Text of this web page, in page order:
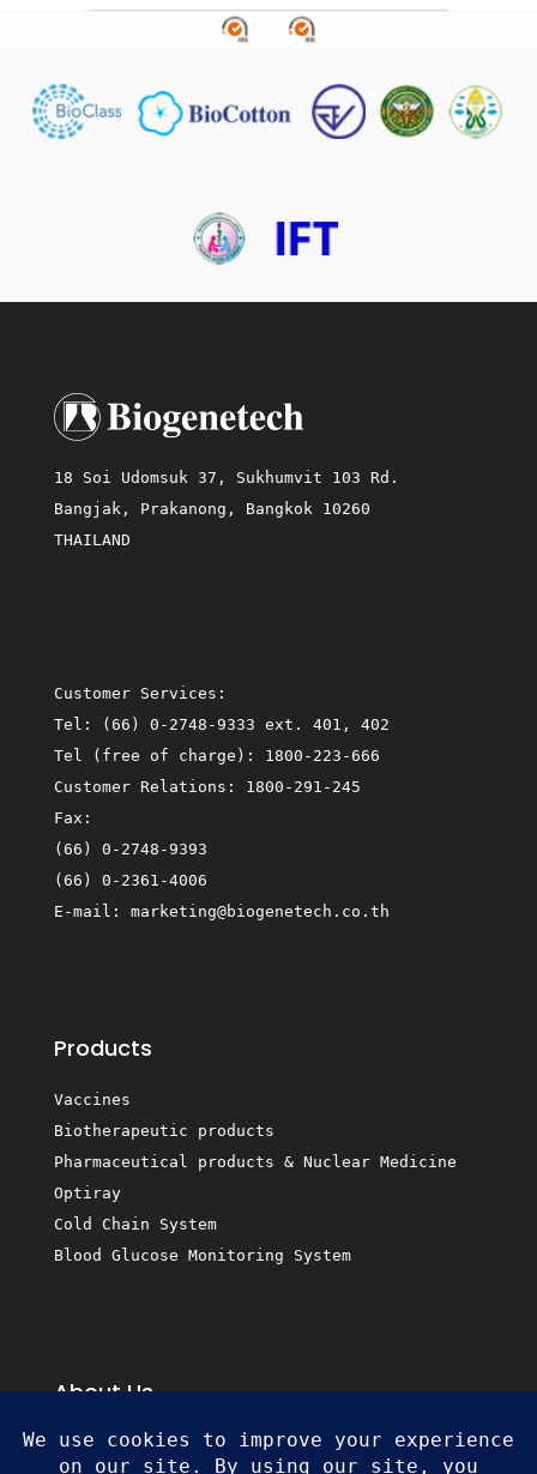
18 Soi Udomsuk 37, Sukhumvit 103 Rd.
Bangjak, Prakanong, Bangkok 10260
THAILAND
Customer Services:
Tel:
(66) 0-2748-9333 ext. 401, 402
Tel (free of charge): 1800-223-666
Customer Relations: 1800-291-245
Fax:
(66) 0-2748-9393
(66) 0-2361-4006
E-mail: marketing@biogenetech.co.th
Products
Vaccines
Biotherapeutic products
Pharmaceutical products & Nuclear Medicine
Optiray
Cold Chain System
Blood Glucose Monitoring System
About Us
Business Partners